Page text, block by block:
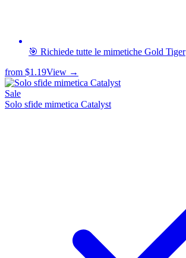
🎯 Richiede tutte le mimetiche Gold Tiger
from $1.19View →
Sale
Solo sfide mimetica Catalyst